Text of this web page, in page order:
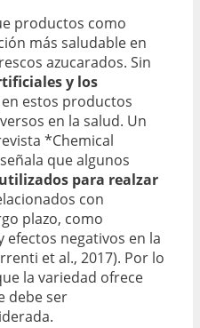
productos como
más saludable en
azucarados. Sin
y los
estos productos
en la salud. Un
*Chemical
que algunos
para realzar
con
plazo, como
negativos en la
et al., 2017). Por lo
la variedad ofrece
debe ser